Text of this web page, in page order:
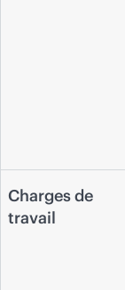
Charges de
travail